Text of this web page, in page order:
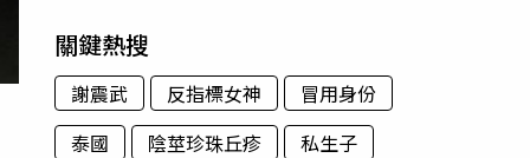
關鍵熱搜
謝震武 反指標女神
冒用身份
泰國
陰莖珍珠丘疹 私生子